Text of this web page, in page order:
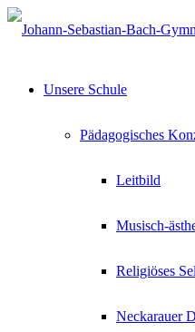
Unsere Schule
Pädagogisches
Leitbild
Musisch-
Religiöses
Neckarauer